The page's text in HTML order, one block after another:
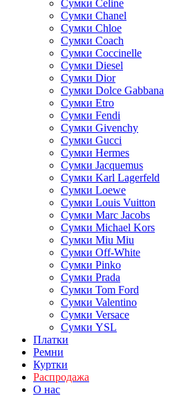
Сумки Celine
Сумки Chanel
Сумки Chloe
Сумки Coach
Сумки Coccinelle
Сумки Diesel
Сумки Dior
Сумки Dolce Gabbana
Сумки Etro
Сумки Fendi
Сумки Givenchy
Сумки Gucci
Сумки Hermes
Сумки Jacquemus
Сумки Karl Lagerfeld
Сумки Loewe
Сумки Louis Vuitton
Сумки Marc Jacobs
Сумки Michael Kors
Сумки Miu Miu
Сумки Off-White
Сумки Pinko
Сумки Prada
Сумки Tom Ford
Cумки Valentino
Сумки Versace
Сумки YSL
Платки
Ремни
Куртки
Распродажа
О нас